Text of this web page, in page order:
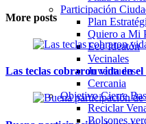
Participación
Plan
Quiero a Mi
Eco Ideatón
Vecinales
Juventudes
Cercania
Objetivo Cierre
Reciclar
Bolsones
More posts
Las teclas cobraron vida en